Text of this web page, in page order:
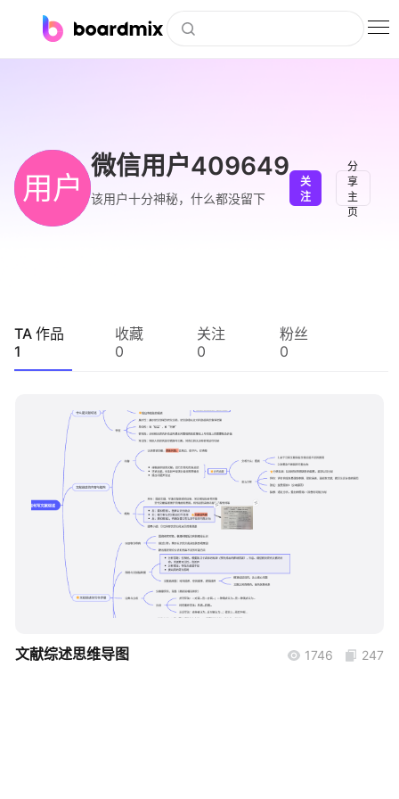
下载
会员
企业服务
知识分享社区
用户
微信用户409649
该用户十分神秘，什么都没留下
关
注
分
享
主
页
TA 作品
1
收藏
0
关注
0
粉丝
0
boardmix
文献综述思维导图 1746 247